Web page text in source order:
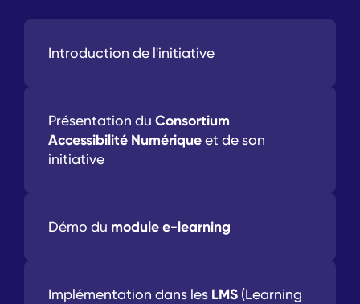
Introduction de l'initiative
Présentation du Consortium
Accessibilité Numérique et de son
initiative
Démo du module e-learning
Implémentation dans les LMS (Learning